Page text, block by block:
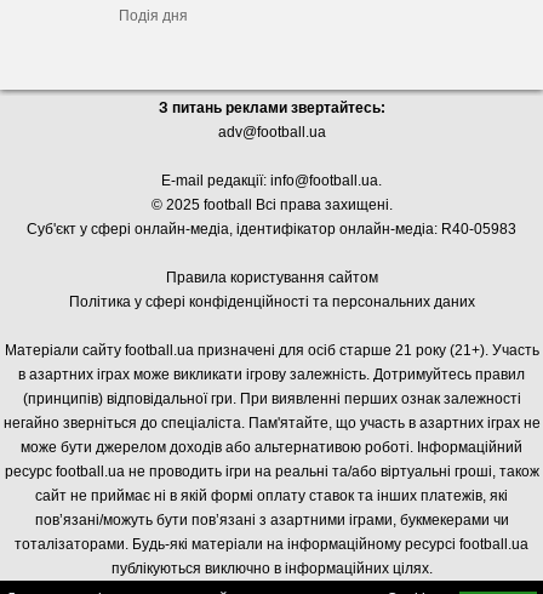
Подія дня
З питань реклами звертайтесь:
adv@football.ua
E-mail редакції: info@football.ua.
© 2025 football Всі права захищені.
Суб'єкт у сфері онлайн-медіа, ідентифікатор онлайн-медіа: R40-05983
Правила користування сайтом
Політика у сфері конфіденційності та персональних даних
Матеріали сайту football.ua призначені для осіб старше 21 року (21+). Участь
в азартних іграх може викликати ігрову залежність. Дотримуйтесь правил
(принципів) відповідальної гри. При виявленні перших ознак залежності
негайно зверніться до спеціаліста. Пам'ятайте, що участь в азартних іграх не
може бути джерелом доходів або альтернативою роботі. Інформаційний
ресурс football.ua не проводить ігри на реальні та/або віртуальні гроші, також
сайт не приймає ні в якій формі оплату ставок та інших платежів, які
пов’язані/можуть бути пов’язані з азартними іграми, букмекерами чи
тоталізаторами. Будь-які матеріали на інформаційному ресурсі football.ua
публікуються виключно в інформаційних цілях.